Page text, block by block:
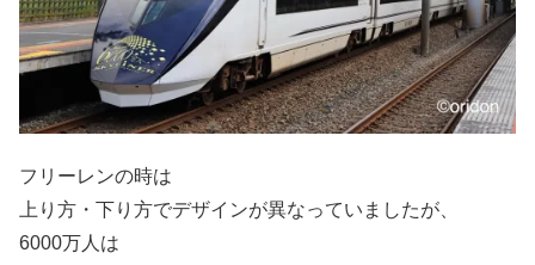
フリーレンの時は
上り方・下り方でデザインが異なっていましたが、
6000万人は